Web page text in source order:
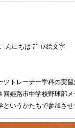
ツトレーナー学科の実習
回姫路市中学校野球部
というかたちで参加させ